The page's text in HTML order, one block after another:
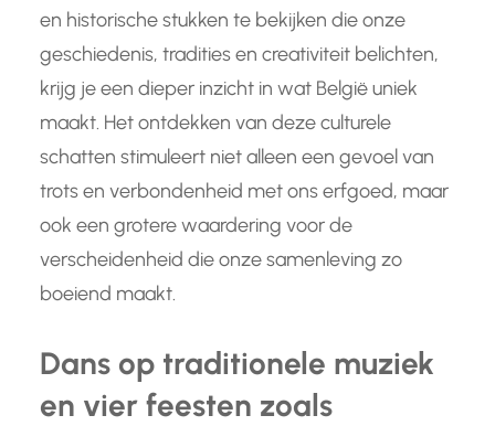
en historische stukken te bekijken die onze
geschiedenis, tradities en creativiteit belichten,
krijg je een dieper inzicht in wat België uniek
maakt. Het ontdekken van deze culturele
schatten stimuleert niet alleen een gevoel van
trots en verbondenheid met ons erfgoed, maar
ook een grotere waardering voor de
verscheidenheid die onze samenleving zo
boeiend maakt.
Dans op traditionele muziek
en vier feesten zoals